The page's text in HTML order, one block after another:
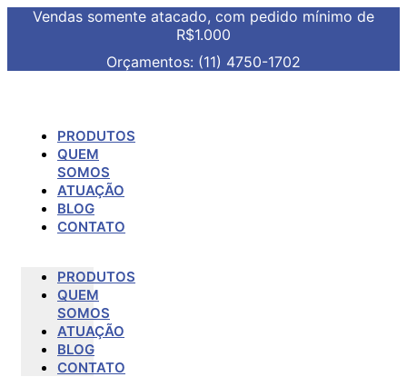
Vendas somente atacado, com pedido mínimo de
R$1.000
Orçamentos: (11) 4750-1702
PRODUTOS
QUEM
SOMOS
ATUAÇÃO
BLOG
CONTATO
PRODUTOS
QUEM
SOMOS
ATUAÇÃO
BLOG
CONTATO